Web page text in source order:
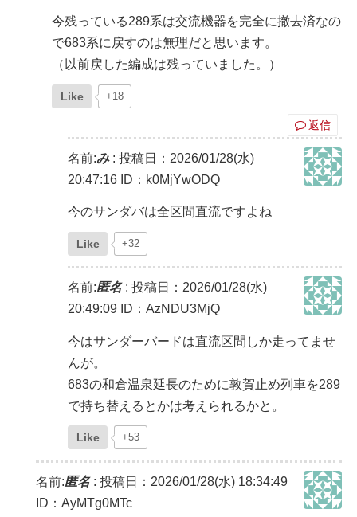
今残っている289系は交流機器を完全に撤去済なの
で683系に戻すのは無理だと思います。
（以前戻した編成は残っていました。）
Like +18
返信
名前:み: 投稿日：2026/01/28(水)
20:47:16 ID：k0MjYwODQ
今のサンダバは全区間直流ですよね
Like +32
名前:匿名: 投稿日：2026/01/28(水)
20:49:09 ID：AzNDU3MjQ
今はサンダーバードは直流区間しか走ってませ
んが。
683の和倉温泉延長のために敦賀止め列車を289
で持ち替えるとかは考えられるかと。
Like +53
名前:匿名: 投稿日：2026/01/28(水) 18:34:49
ID：AyMTg0MTc